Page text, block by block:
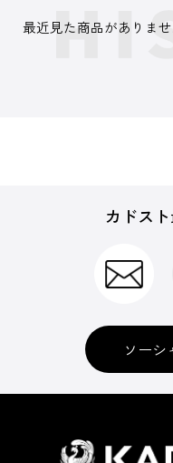
最近見た商品がありませ
カドス
ソー